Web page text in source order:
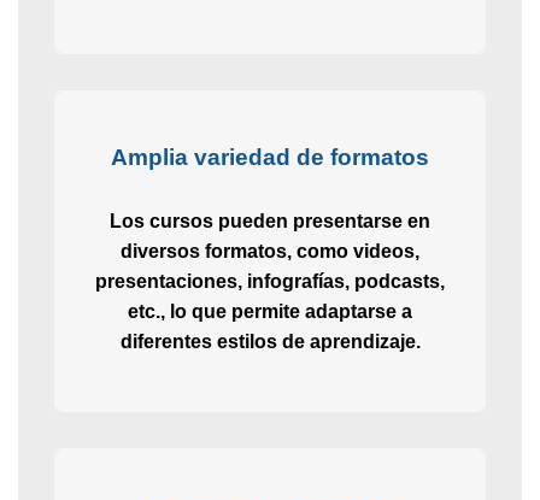
Amplia variedad de formatos
Los cursos pueden presentarse en
diversos formatos, como videos,
presentaciones, infografías, podcasts,
etc., lo que permite adaptarse a
diferentes estilos de aprendizaje.